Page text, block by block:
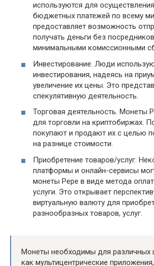
используются для
бюджетных платежей по всему
предоставляет возможность
получать деньги без
минимальными комиссионными
Инвестирование. Люди
инвестирования, надеясь на
увеличение их цены. Это
спекулятивную деятельность.
Торговая деятельность. Монеты
для торговли на криптобиржах.
покупают и продают их с целью
на разнице стоимости.
Приобретение товаров/услуг.
платформы и онлайн-сервисы
монеты Pepe в виде метода
услуги. Это открывает
виртуальную валюту для
разнообразных товаров, услуг.
Монеты необходимы для различных
как мультицентрические